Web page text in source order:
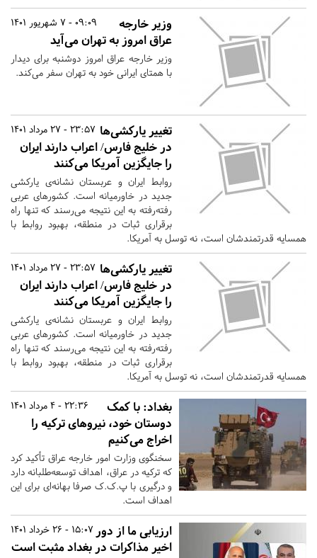
09:09 - 7 شهریور 1401
وزیر خارجه
عراق امروز به تهران می‌آید
وزیر خارجه عراق امروز دوشنبه برای دیدار
با همتای ایرانی خود به تهران سفر می‌کند.
23:57 - 27 مرداد 1401 تغییر یارکشی‌ها
در خلیج فارس/ اعراب دارند ایران
را جایگزین آمریکا می‌کنند
روابط ایران و عربستان نشانه‌ی یارکشی
جدید در خاورمیانه است. کشورهای عربی
رفته‌رفته به این نتیجه می‌رسند که تنها راه
برقراری ثبات در منطقه، بهبود روابط با
همسایه قدرتمندشان است، نه توسل به آمریکا.
23:57 - 27 مرداد 1401 تغییر یارکشی‌ها
در خلیج فارس/ اعراب دارند ایران
را جایگزین آمریکا می‌کنند
روابط ایران و عربستان نشانه‌ی یارکشی
جدید در خاورمیانه است. کشورهای عربی
رفته‌رفته به این نتیجه می‌رسند که تنها راه
برقراری ثبات در منطقه، بهبود روابط با
همسایه قدرتمندشان است، نه توسل به آمریکا.
22:36 - 4 مرداد 1401
بغداد: با کمک
دوستان خود، نیروهای ترکیه را
اخراج می‌کنیم
سخنگوی وزارت امور خارجه عراق تأکید کرد
که ترکیه در عراق، اهداف توسعه‌طلبانه دارد
و درگیری با پ.ک.ک صرفا بهانه‌ای برای این
اهداف است.
15:07 - 26 خرداد 1401 ارزیابی ما از دور
اخیر مذاکرات در بغداد مثبت است